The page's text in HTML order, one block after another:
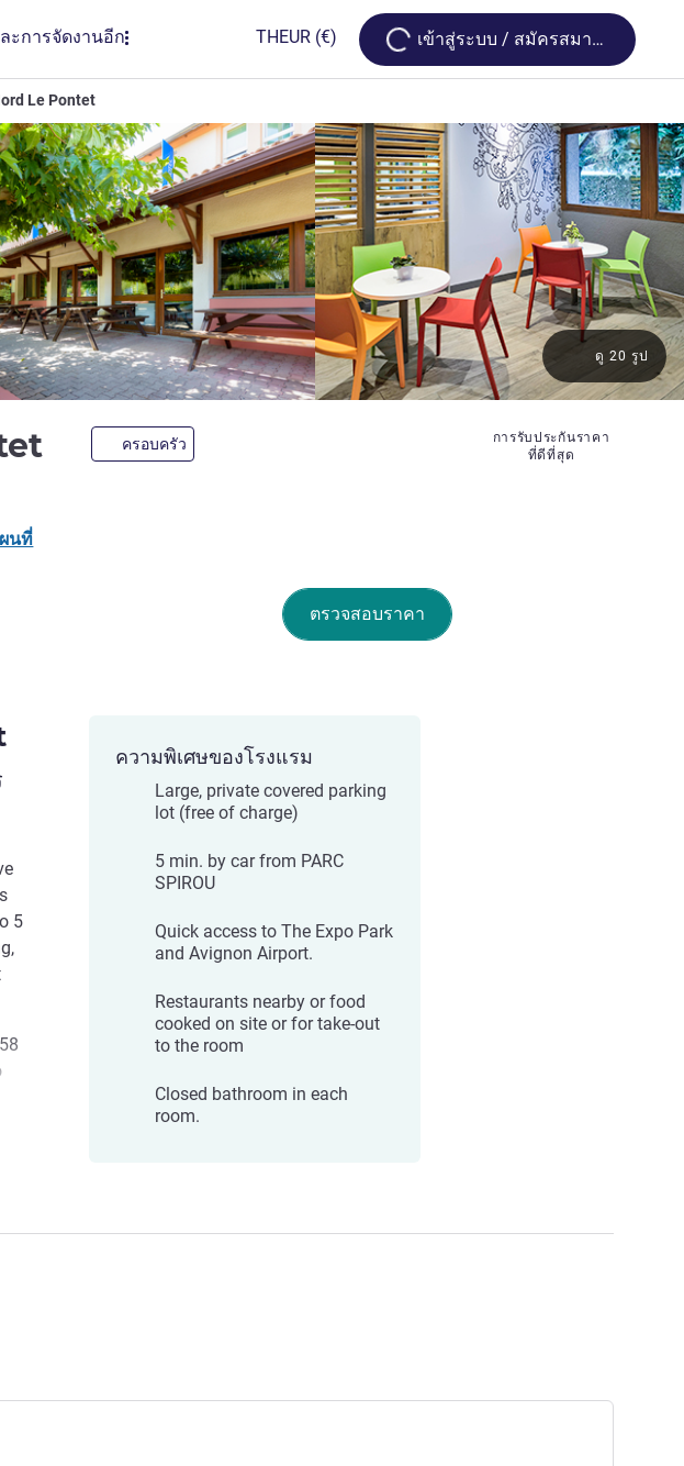
ะการจัดงานอีก THEUR (€) Loading...
เข้าสู่ระบบ / สมัครสมาชิก
Le Pontet
2 ดาวครอบครัว
การรับประกันราคา
ที่ดีที่สุด
ดู 20 รูป
นที่
ตรวจสอบราคา
5
ความพิเศษของโรงแรม
Large, private covered parking
lot (free of charge)
5 min. by car from PARC
SPIROU
Quick access to The Expo Park
and Avignon Airport.
Restaurants nearby or food
cooked on site or for take-out
to the room
Closed bathroom in each
room.